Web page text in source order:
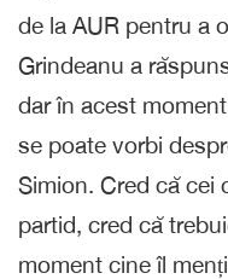
de la AUR pentru a
Grindeanu a
dar în acest
se poate vorbi
Simion. Cred că cei
partid, cred că
moment cine îl